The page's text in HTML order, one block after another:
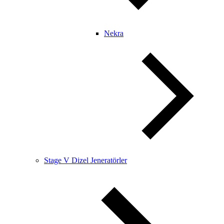
Nekra
Stage V Dizel Jeneratörler